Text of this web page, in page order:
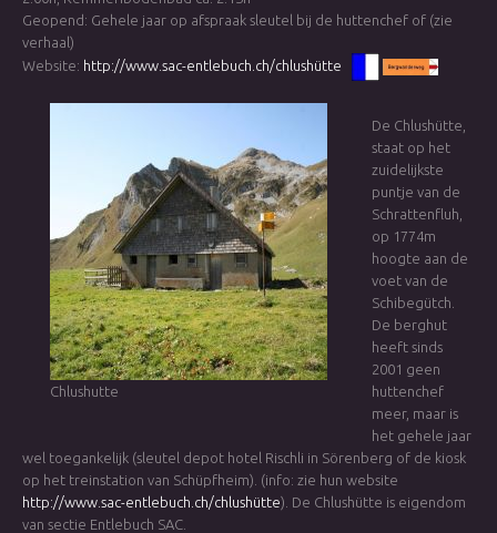
Geopend: Gehele jaar op afspraak sleutel bij de huttenchef of (zie
verhaal)
Website: http://www.sac-entlebuch.ch/chlushütte
Chlushutte
De Chlushütte,
staat op het
zuidelijkste
puntje van de
Schrattenfluh,
op 1774m
hoogte aan de
voet van de
Schibegütch.
De berghut
heeft sinds
2001 geen
huttenchef
meer, maar is
het gehele jaar
wel toegankelijk (sleutel depot hotel Rischli in Sörenberg of de kiosk
op het treinstation van Schüpfheim). (info: zie hun website
http://www.sac-entlebuch.ch/chlushütte). De Chlushütte is eigendom
van sectie Entlebuch SAC.